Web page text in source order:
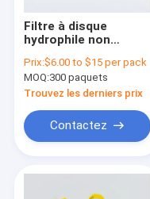
Filtre à disque
hydrophile non
seringue PTFE
certifiés 0,22 micron
Prix:$6.00 to $15 per pack
MOQ:300 paquets
Trouvez les derniers prix
Contactez